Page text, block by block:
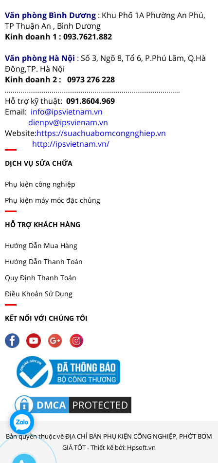
Văn phòng Bình Dương : Khu Phố 1A Phường An Phú,
TP Thuận An , Bình Dương
Kinh doanh 1 : 093.7621.882
Văn phòng Hà Nội : Số 3, Ngõ 8, Tổ 6, P.Phú Lãm, Q.Hà
Đông,TP. Hà Nội
Kinh doanh 2 : 0973 276 228
..........................................................................................
Hỗ trợ kỹ thuật: 091.8604.969
Email: info@ipsvietnam.vn
dienpv@ipsvienam.vn
Website:https://suachuabomcongnghiep.vn
http://ipsvietnam.vn/
DỊCH VỤ SỬA CHỮA
Phụ kiện công nghiệp
Phụ kiện máy móc đặc chủng
HỖ TRỢ KHÁCH HÀNG
Hướng Dẫn Mua Hàng
Hướng Dẫn Thanh Toán
Quy Định Thanh Toán
Điều Khoản Sử Dụng
KẾT NỐI VỚI CHÚNG TÔI
Bản quyền thuộc về ĐỊA CHỈ BÁN PHỤ KIỆN CÔNG NGHIỆP, PHỚT BƠM
GIÁ TỐT - Thiết kế bởi: Hpsoft.vn